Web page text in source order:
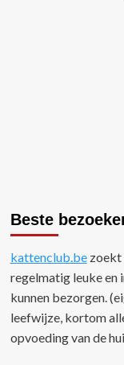
Beste
kattenclub.bezoekt
regelmatig leuke
kunnen bezorgen.
leefwijze, kortom
opvoeding van de